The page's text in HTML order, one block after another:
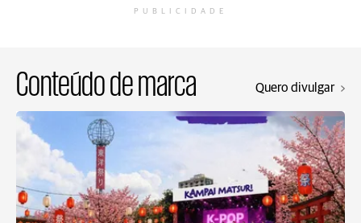
PUBLICIDADE
Conteúdo de marca Quero divulgar